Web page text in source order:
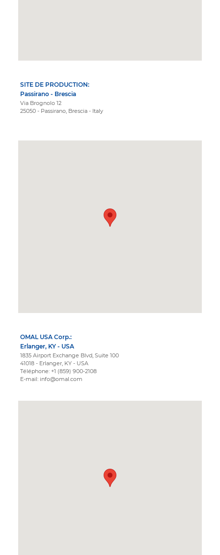
SITE DE PRODUCTION:
Passirano - Brescia
Via Brognolo 12
25050 - Passirano, Brescia - Italy
OMAL USA Corp.:
Erlanger, KY - USA
1835 Airport Exchange Blvd, Suite 100
41018 - Erlanger, KY - USA
Téléphone: +1 (859) 900-2108
E-mail: info@omal.com